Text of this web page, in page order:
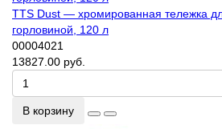
TTS Dust — хромированная тележка
горловиной, 120 л
00004021
13827.00 руб.
В корзину